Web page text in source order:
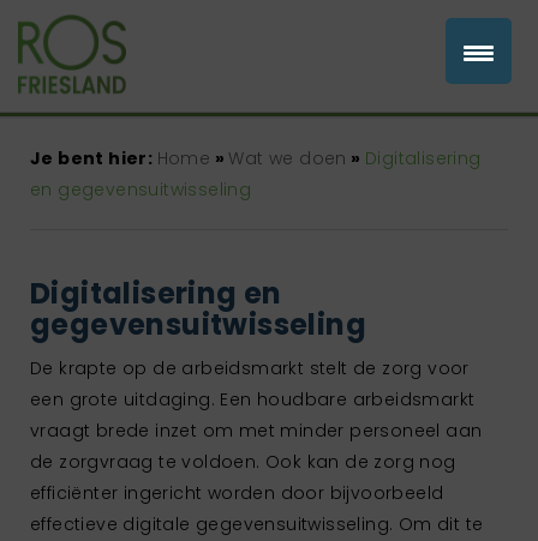
Je bent hier: Home » Wat we doen » Digitalisering
en gegevensuitwisseling
Digitalisering en
gegevensuitwisseling
De krapte op de arbeidsmarkt stelt de zorg voor
een grote uitdaging. Een houdbare arbeidsmarkt
vraagt brede inzet om met minder personeel aan
de zorgvraag te voldoen. Ook kan de zorg nog
efficiënter ingericht worden door bijvoorbeeld
effectieve digitale gegevensuitwisseling. Om dit te